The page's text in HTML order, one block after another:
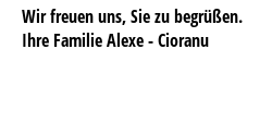
Wir freuen uns, Sie zu begrüßen.
Ihre Familie Alexe - Cioranu